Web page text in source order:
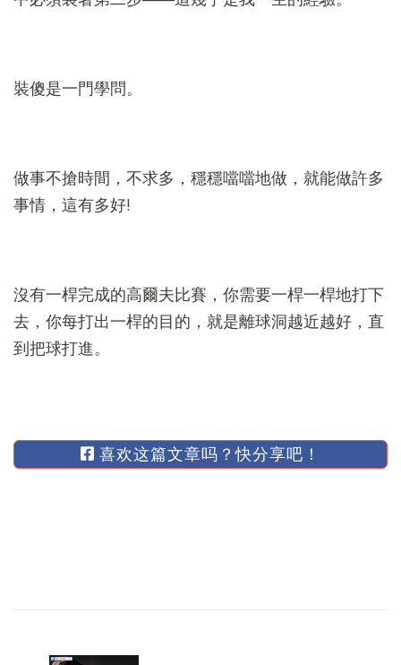
裝傻是一門學問。
做事不搶時間，不求多，穩穩噹噹地做，就能做許多
事情，這有多好!
沒有一桿完成的高爾夫比賽，你需要一桿一桿地打下
去，你每打出一桿的目的，就是離球洞越近越好，直
到把球打進。
喜欢这篇文章吗？快分享吧！